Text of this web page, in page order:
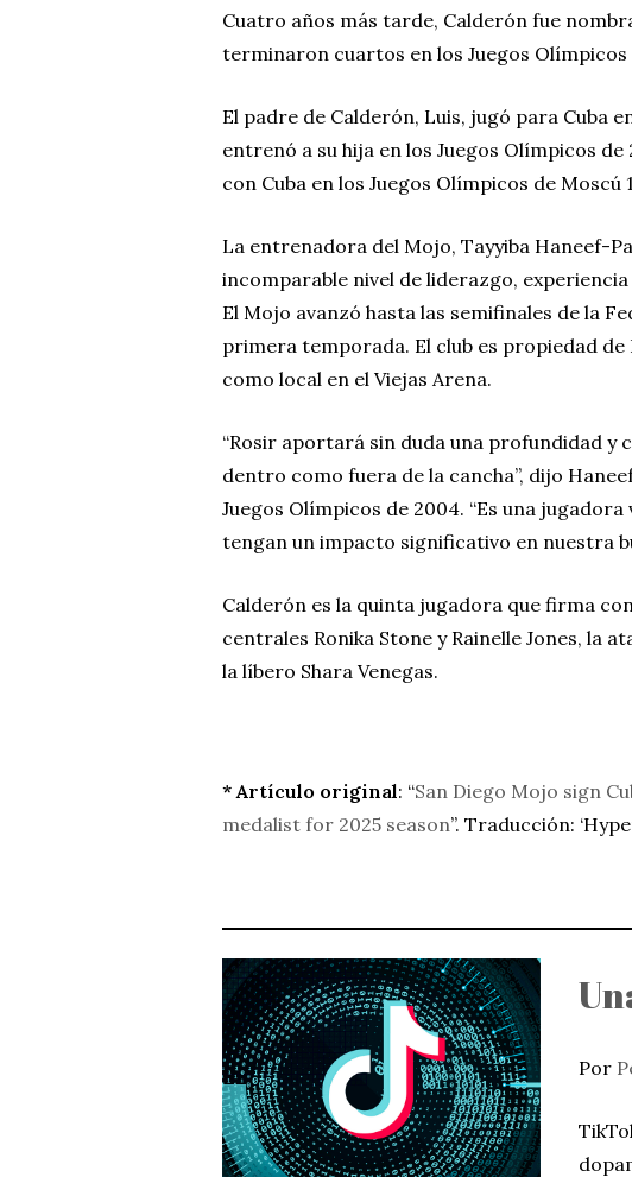
Cuatro años más tarde, Calderón fue
terminaron cuartos en los Juegos Olímpicos
El padre de Calderón, Luis, jugó para Cuba
entrenó a su hija en los Juegos Olímpicos
con Cuba en los Juegos Olímpicos de Moscú
La entrenadora del Mojo, Tayyiba Haneef-
incomparable nivel de liderazgo,
El Mojo avanzó hasta las semifinales de la
primera temporada. El club es propiedad
como local en el Viejas Arena.
“Rosir aportará sin duda una profundidad y
dentro como fuera de la cancha”, dijo
Juegos Olímpicos de 2004. “Es una
tengan un impacto significativo en nuestra
Calderón es la quinta jugadora que firma
centrales Ronika Stone y Rainelle Jones, la
la líbero Shara Venegas.
* Artículo original: “San Diego Mojo sign
medalist for 2025 season”. Traducción:
Por